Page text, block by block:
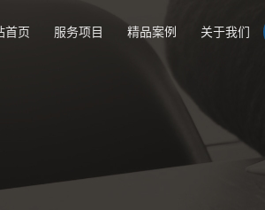
首页 服务项目 精品案例 关于我们